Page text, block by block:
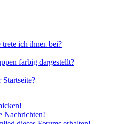
ich ihnen bei?
farbig dargestellt?
Startseite?
Nachrichten!